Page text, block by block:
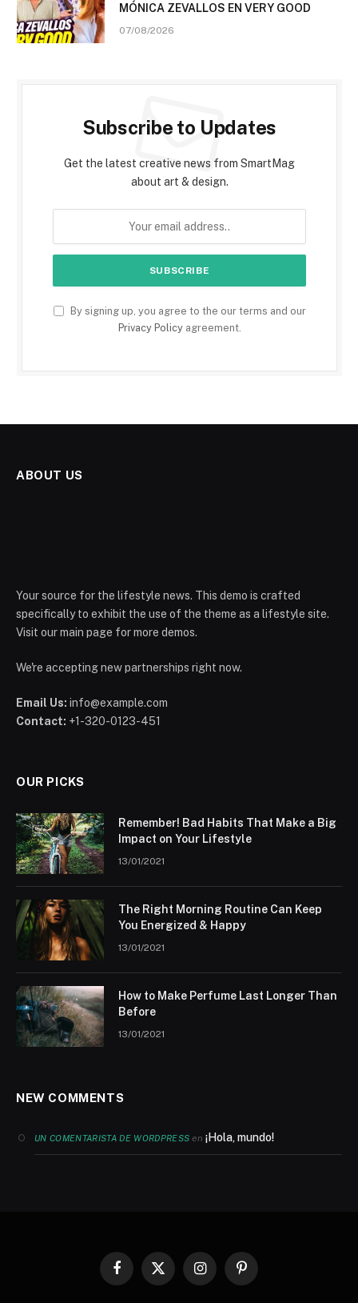
MÓNICA ZEVALLOS EN VERY GOOD
07/08/2026
Subscribe to Updates
Get the latest creative news from SmartMag
about art & design.
By signing up, you agree to the our terms and our
Privacy Policyagreement.
ABOUT US
Your source for the lifestyle news. This demo is crafted
specifically to exhibit the use of the theme as a lifestyle site.
Visit our main page for more demos.
We're accepting new partnerships right now.
Email Us: info@example.com
Contact: +1-320-0123-451
OUR PICKS
Remember! Bad Habits That Make a Big
Impact on Your Lifestyle
13/01/2021
The Right Morning Routine Can Keep
You Energized & Happy
13/01/2021
How to Make Perfume Last Longer Than
Before
13/01/2021
NEW COMMENTS
UN COMENTARISTA DE WORDPRESS en¡Hola, mundo!
Facebook
X
InstagramPinterest